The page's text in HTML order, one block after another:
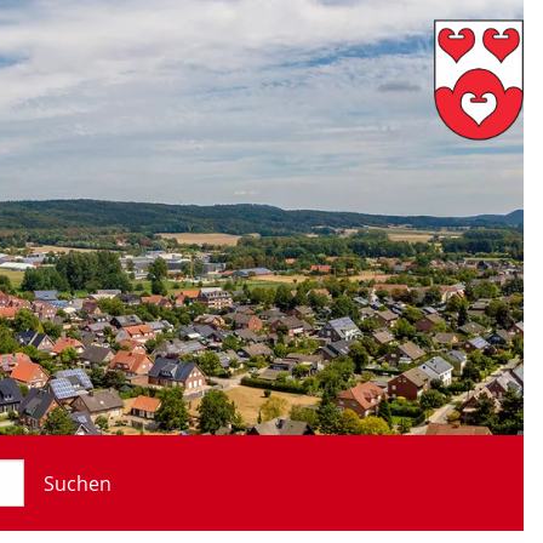
Suchen